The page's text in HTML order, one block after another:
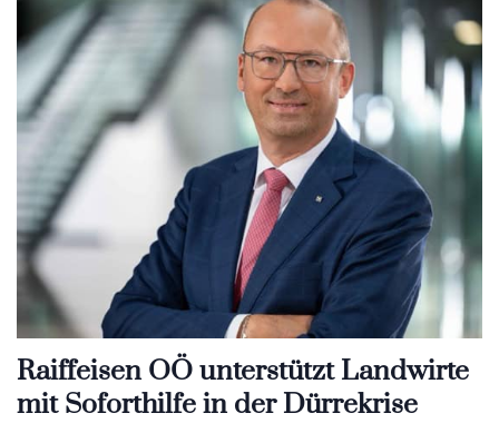
Raiffeisen OÖ unterstützt Landwirte
mit Soforthilfe in der Dürrekrise